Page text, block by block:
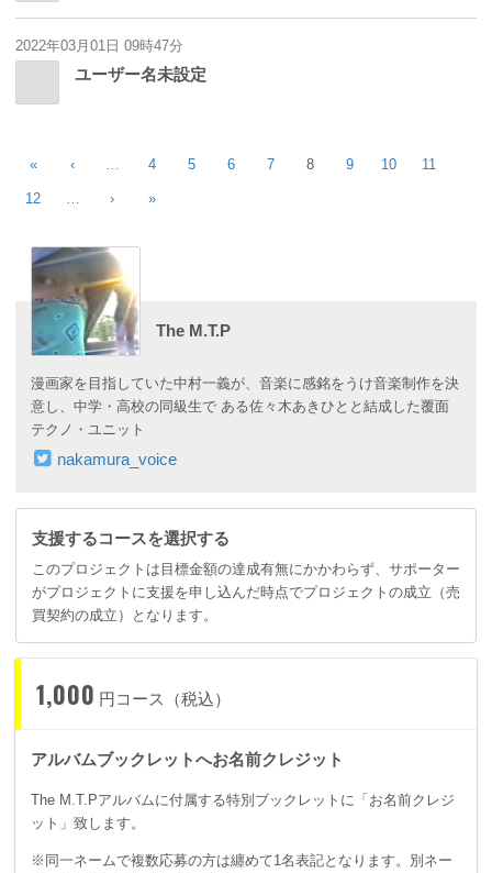
2022年03月01日 09時47分
ユーザー名未設定
« ‹ … 4 5 6 7 8 9 10 11
12 … › »
The M.T.P
漫画家を目指していた中村一義が、音楽に感銘をうけ音楽制作を決
意し、中学・高校の同級生で ある佐々木あきひとと結成した覆面
テクノ・ユニット
nakamura_voice
支援するコースを選択する
このプロジェクトは目標金額の達成有無にかかわらず、サポーター
がプロジェクトに支援を申し込んだ時点でプロジェクトの成立（売
買契約の成立）となります。
1,000 円コース（税込）
アルバムブックレットへお名前クレジット
The M.T.Pアルバムに付属する特別ブックレットに「お名前クレジ
ット」致します。
※同一ネームで複数応募の方は纏めて1名表記となります。別ネー